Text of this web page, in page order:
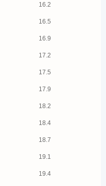
16.2
16.5
16.9
17.2
17.5
17.9
18.2
18.4
18.7
19.1
19.4